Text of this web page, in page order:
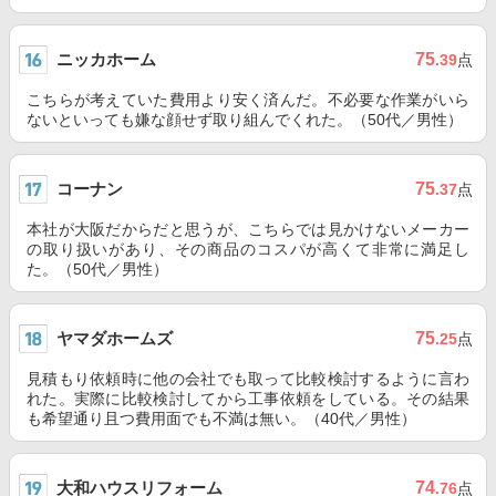
ニッカホーム 75.39点
こちらが考えていた費用より安く済んだ。不必要な作業がいら
ないといっても嫌な顔せず取り組んでくれた。（50代／男性）
コーナン 75.37点
本社が大阪だからだと思うが、こちらでは見かけないメーカー
の取り扱いがあり、その商品のコスパが高くて非常に満足し
た。（50代／男性）
ヤマダホームズ 75.25点
見積もり依頼時に他の会社でも取って比較検討するように言わ
れた。実際に比較検討してから工事依頼をしている。その結果
も希望通り且つ費用面でも不満は無い。（40代／男性）
大和ハウスリフォーム 74.76点